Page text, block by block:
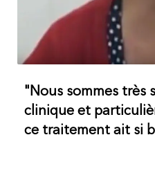
"Nous sommes très
clinique et
ce traitement ait si